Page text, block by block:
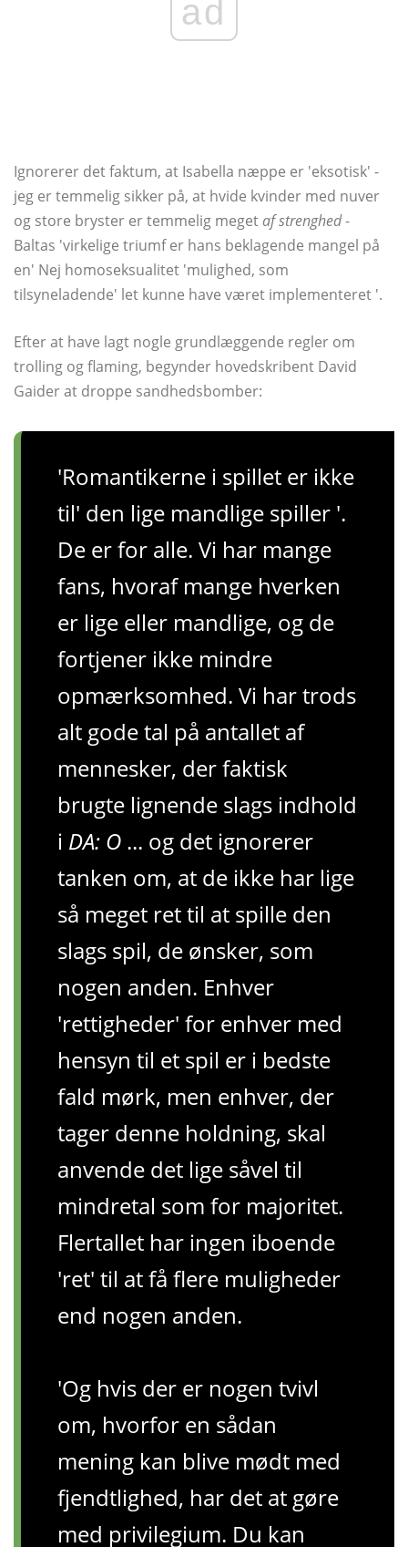
ad
Ignorerer det faktum, at Isabella næppe er 'eksotisk' -
jeg er temmelig sikker på, at hvide kvinder med nuver
og store bryster er temmelig megetaf strenghed-
Baltas 'virkelige triumf er hans beklagende mangel på
en' Nej homoseksualitet 'mulighed, som
tilsyneladende' let kunne have været implementeret '.
Efter at have lagt nogle grundlæggende regler om
trolling og flaming, begynder hovedskribent David
Gaider at droppe sandhedsbomber:
'Romantikerne i spillet er ikke
til' den lige mandlige spiller '.
De er for alle. Vi har mange
fans, hvoraf mange hverken
er lige eller mandlige, og de
fortjener ikke mindre
opmærksomhed. Vi har trods
alt gode tal på antallet af
mennesker, der faktisk
brugte lignende slags indhold
i DA: O ... og det ignorerer
tanken om, at de ikke har lige
så meget ret til at spille den
slags spil, de ønsker, som
nogen anden. Enhver
'rettigheder' for enhver med
hensyn til et spil er i bedste
fald mørk, men enhver, der
tager denne holdning, skal
anvende det lige såvel til
mindretal som for majoritet.
Flertallet har ingen iboende
'ret' til at få flere muligheder
end nogen anden.
'Og hvis der er nogen tvivl
om, hvorfor en sådan
mening kan blive mødt med
fjendtlighed, har det at gøre
med privilegium. Du kan